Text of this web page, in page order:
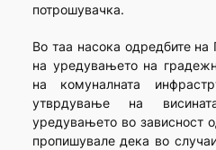
потрошувачка.
Во таа насока одредбите на
на уредувањето на
на комуналната
утврдување на
уредувањето во зависност
пропишувале дека во